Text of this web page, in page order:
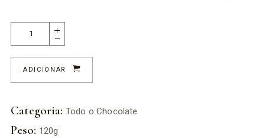
ADICIONAR
Categoria: Todo o Chocolate
Peso: 120g